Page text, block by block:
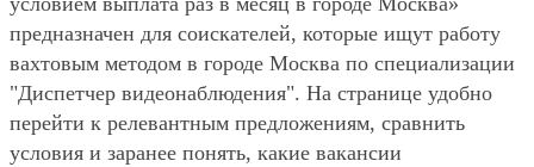
предназначен для соискателей, которые ищут работу
вахтовым методом в городе Москва по специализации
"Диспетчер видеонаблюдения". На странице удобно
перейти к релевантным предложениям, сравнить
условия и заранее понять, какие вакансии